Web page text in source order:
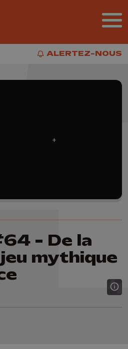
ALERTEZ-NOUS
ALERTEZ-NOUS
- De la
mythique
LinkedIn
sur Whatsapp